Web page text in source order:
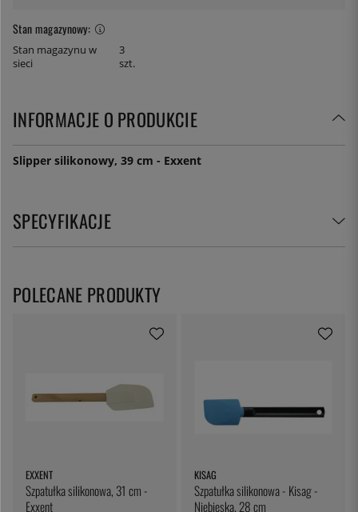
Stan magazynowy:
Stan magazynu w
sieci
3
szt.
INFORMACJE O PRODUKCIE
Slipper silikonowy, 39 cm - Exxent
SPECYFIKACJE
EXXENT
Szpatułka silikonowa, 31 cm -
Exxent
KISAG
Szpatułka silikonowa - Kisag -
Niebieska, 28 cm
POLECANE PRODUKTY